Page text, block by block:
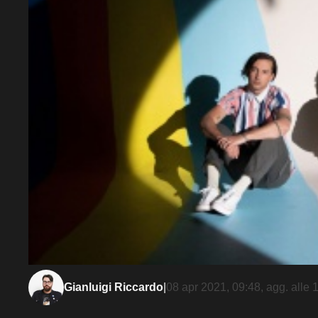
Gianluigi Riccardo 08 apr 2021, 09:48, agg. alle